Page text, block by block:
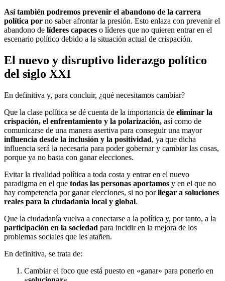
Así también podremos prevenir el abandono de la carrera
política por no saber afrontar la presión. Esto enlaza con prevenir el
abandono de líderes capaces o líderes que no quieren entrar en el
escenario político debido a la situación actual de crispación.
El nuevo y disruptivo liderazgo político
del siglo XXI
En definitiva y, para concluir, ¿qué necesitamos cambiar?
Que la clase política se dé cuenta de la importancia de eliminar la
crispación, el enfrentamiento y la polarización, así como de
comunicarse de una manera asertiva para conseguir una mayor
influencia desde la inclusión y la positividad, ya que dicha
influencia será la necesaria para poder gobernar y cambiar las cosas,
porque ya no basta con ganar elecciones.
Evitar la rivalidad política a toda costa y entrar en el nuevo
paradigma en el que todas las personas aportamos y en el que no
hay competencia por ganar elecciones, si no porllegar a soluciones
reales para la ciudadanía local y global.
Que la ciudadanía vuelva a conectarse a la política y, por tanto, a la
participación en la sociedad para incidir en la mejora de los
problemas sociales que les atañen.
En definitiva, se trata de:
Cambiar el foco que está puesto en «ganar» para ponerlo en